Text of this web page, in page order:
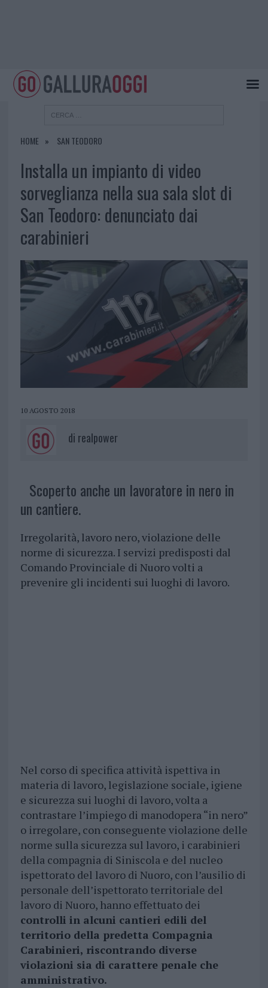
HOME SAN TEODORO
Installa un impianto di video
sorveglianza nella sua sala slot di
San Teodoro: denunciato dai
carabinieri
10 AGOSTO 2018
di realpower
Scoperto anche un lavoratore in nero in
un cantiere.
Irregolarità, lavoro nero, violazione delle
norme di sicurezza. I servizi predisposti dal
Comando Provinciale di Nuoro volti a
prevenire gli incidenti sui luoghi di lavoro.
Nel corso di specifica attività ispettiva in
materia di lavoro, legislazione sociale, igiene
e sicurezza sui luoghi di lavoro, volta a
contrastare l’impiego di manodopera “in nero”
o irregolare, con conseguente violazione delle
norme sulla sicurezza sul lavoro, i carabinieri
della compagnia di Siniscola e del nucleo
ispettorato del lavoro di Nuoro, con l’ausilio di
personale dell’ispettorato territoriale del
lavoro di Nuoro, hanno effettuato dei
controlli in alcuni cantieri edili del
territorio della predetta Compagnia
Carabinieri, riscontrando diverse
violazioni sia di carattere penale che
amministrativo.